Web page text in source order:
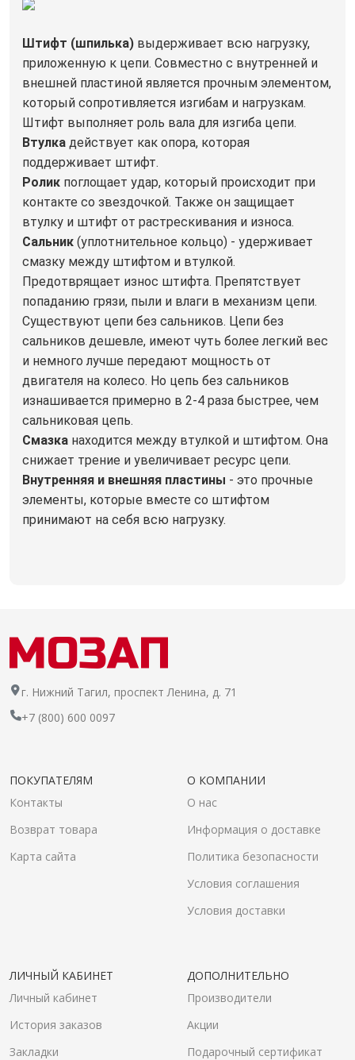
Штифт (шпилька) выдерживает всю нагрузку,
приложенную к цепи. Совместно с внутренней и
внешней пластиной является прочным элементом,
который сопротивляется изгибам и нагрузкам.
Штифт выполняет роль вала для изгиба цепи.
Втулка действует как опора, которая
поддерживает штифт.
Ролик поглощает удар, который происходит при
контакте со звездочкой. Также он защищает
втулку и штифт от растрескивания и износа.
Сальник (уплотнительное кольцо) - удерживает
смазку между штифтом и втулкой.
Предотврящает износ штифта. Препятствует
попаданию грязи, пыли и влаги в механизм цепи.
Существуют цепи без сальников. Цепи без
сальников дешевле, имеют чуть более легкий вес
и немного лучше передают мощность от
двигателя на колесо. Но цепь без сальников
изнашивается примерно в 2-4 раза быстрее, чем
сальниковая цепь.
Смазка находится между втулкой и штифтом. Она
снижает трение и увеличивает ресурс цепи.
Внутренняя и внешняя пластины - это прочные
элементы, которые вместе со штифтом
принимают на себя всю нагрузку.
г. Нижний Тагил, проспект Ленина, д. 71
+7 (800) 600 0097
ПОКУПАТЕЛЯМ
Контакты
Возврат товара
Карта сайта
О КОМПАНИИ
О нас
Информация о доставке
Политика безопасности
Условия соглашения
Условия доставки
ЛИЧНЫЙ КАБИНЕТ
Личный кабинет
История заказов
Закладки
ДОПОЛНИТЕЛЬНО
Производители
Акции
Подарочный сертификат